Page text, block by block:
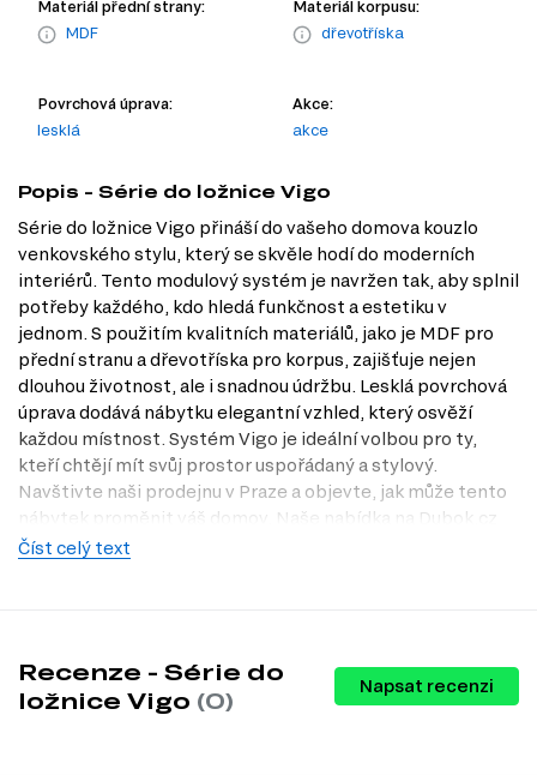
Materiál přední strany:
MDF
Materiál korpusu:
dřevotříska
Povrchová úprava:
lesklá
Akce:
akce
Popis - Série do ložnice Vigo
Série do ložnice Vigo přináší do vašeho domova kouzlo
venkovského stylu, který se skvěle hodí do moderních
interiérů. Tento modulový systém je navržen tak, aby splnil
potřeby každého, kdo hledá funkčnost a estetiku v
jednom. S použitím kvalitních materiálů, jako je MDF pro
přední stranu a dřevotříska pro korpus, zajišťuje nejen
dlouhou životnost, ale i snadnou údržbu. Lesklá povrchová
úprava dodává nábytku elegantní vzhled, který osvěží
každou místnost. Systém Vigo je ideální volbou pro ty,
kteří chtějí mít svůj prostor uspořádaný a stylový.
Navštivte naši prodejnu v Praze a objevte, jak může tento
nábytek proměnit váš domov. Naše nabídka na Dubok.cz
vás jistě nadchne!
relaxovat.
Materiál přední strany: MDF.
MDF je známý svou odolností a
hladkým povrchem, což usnadňuje údržbu a zajišťuje dlouhou
Číst celý text
Recenze - Série do
ložnice Vigo (0)
Napsat recenzi